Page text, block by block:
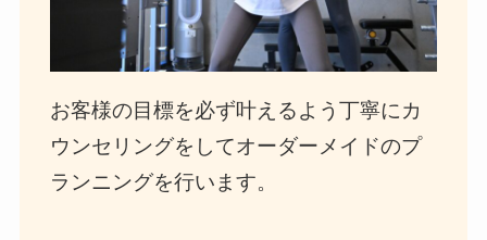
お客様の目標を必ず叶えるよう丁寧にカ
ウンセリングをしてオーダーメイドのプ
ランニングを行います。